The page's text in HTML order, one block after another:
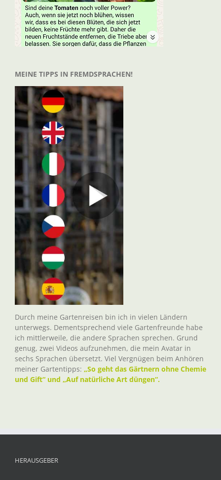
MEINE TIPPS IN FREMDSPRACHEN!
Durch meine Gartenreisen bin ich in vielen Ländern
unterwegs. Dementsprechend viele Gartenfreunde habe
ich mittlerweile, die andere Sprachen sprechen. Grund
genug, zwei Videos aufzunehmen, die mein Avatar in
sechs Sprachen übersetzt. Viel Vergnügen beim Anhören
meiner Gartentipps: „So geht das Gärtnern ohne Chemie
und Gift“ und „Auf natürliche Art düngen“.
HERAUSGEBER